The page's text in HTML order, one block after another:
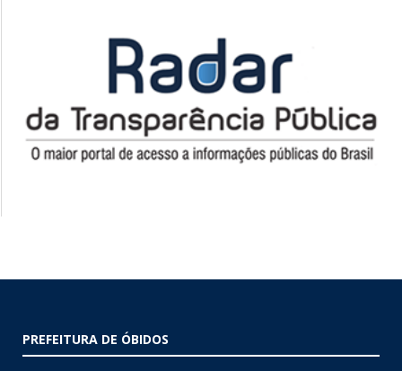
PREFEITURA DE ÓBIDOS